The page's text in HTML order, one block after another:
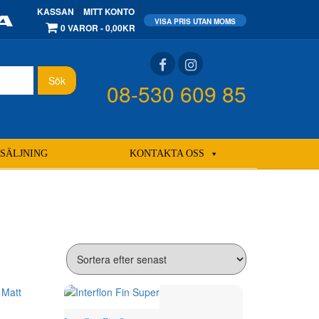
KASSAN
MITT KONTO
0 VAROR
0,00KR
Sök 08-530 609 85
KONTAKTA OSS